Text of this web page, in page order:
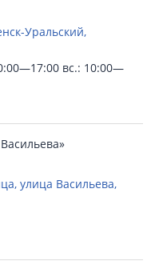
Уральский,
вс.: 10:00—
улица Васильева,